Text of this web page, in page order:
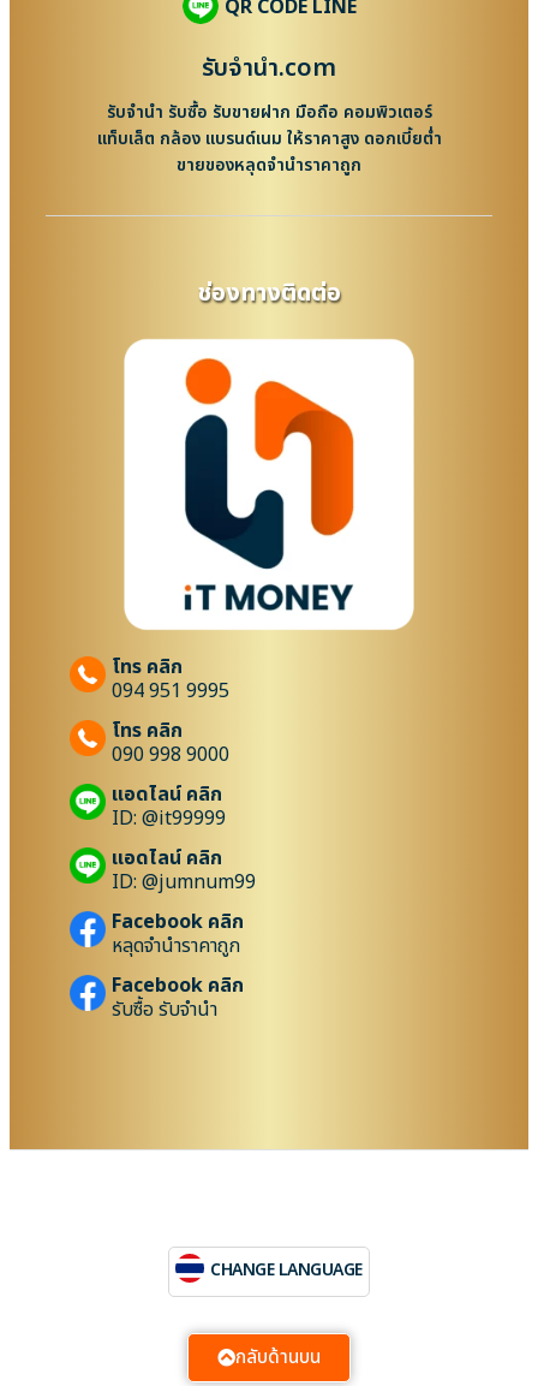
QR CODE LINE
รับจํานํา.com
รับจำนำ รับซื้อ รับขายฝาก มือถือ คอมพิวเตอร์
แท็บเล็ต กล้อง แบรนด์เนม ให้ราคาสูง ดอกเบี้ยต่ำ
ขายของหลุดจำนำราคาถูก
ช่องทางติดต่อ
โทร คลิก
094 951 9995
โทร คลิก
090 998 9000
แอดไลน์ คลิก
ID: @it99999
แอดไลน์ คลิก
ID: @jumnum99
Facebook คลิก
หลุดจำนำราคาถูก
Facebook คลิก
รับซื้อ รับจำนำ
CHANGE LANGUAGE
กลับด้านบน